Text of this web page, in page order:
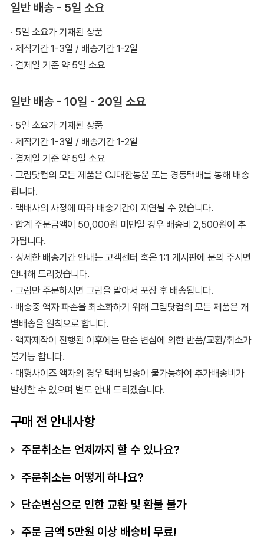
일반 배송 - 5일 소요
· 5일 소요가 기재된 상품
· 제작기간 1-3일 / 배송기간 1-2일
· 결제일 기준 약 5일 소요
일반 배송 - 10일 - 20일 소요
· 5일 소요가 기재된 상품
· 제작기간 1-3일 / 배송기간 1-2일
· 결제일 기준 약 5일 소요
· 그림닷컴의 모든 제품은 CJ대한통운 또는 경동택배를 통해 배송
됩니다.
· 택배사의 사정에 따라 배송기간이 지연될 수 있습니다.
· 합계 주문금액이 50,000원 미만일 경우 배송비 2,500원이 추
가됩니다.
· 상세한 배송기간 안내는 고객센터 혹은 1:1 게시판에 문의 주시면
안내해 드리겠습니다.
· 그림만 주문하시면 그림을 말아서 포장 후 배송됩니다.
· 배송중 액자 파손을 최소화하기 위해 그림닷컴의 모든 제품은 개
별배송을 원칙으로 합니다.
· 액자제작이 진행된 이후에는 단순 변심에 의한 반품/교환/취소가
불가능 합니다.
· 대형사이즈 액자의 경우 택배 발송이 불가능하여 추가배송비가
발생할 수 있으며 별도 안내 드리겠습니다.
구매 전 안내사항
주문취소는 언제까지 할 수 있나요?
주문취소는 어떻게 하나요?
단순변심으로 인한 교환 및 환불 불가
주문 금액 5만원 이상 배송비 무료!